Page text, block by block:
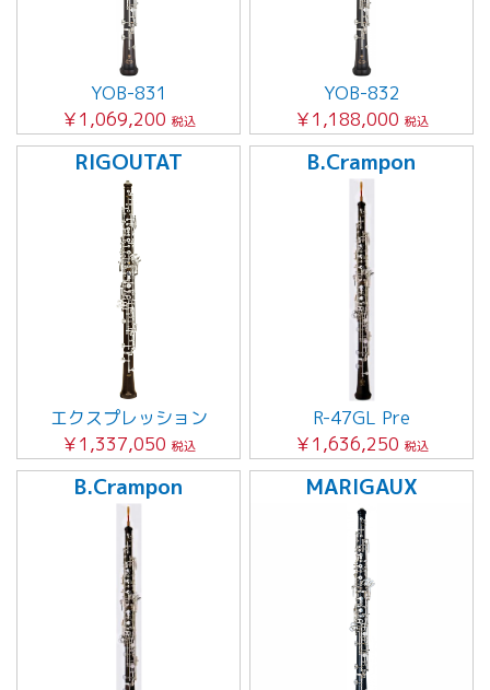
YOB-831
￥1,069,200 税込
YOB-832
￥1,188,000 税込
RIGOUTAT
エクスプレッション
￥1,337,050 税込
B.Crampon
R-47GL Pre
￥1,636,250 税込
B.Crampon MARIGAUX